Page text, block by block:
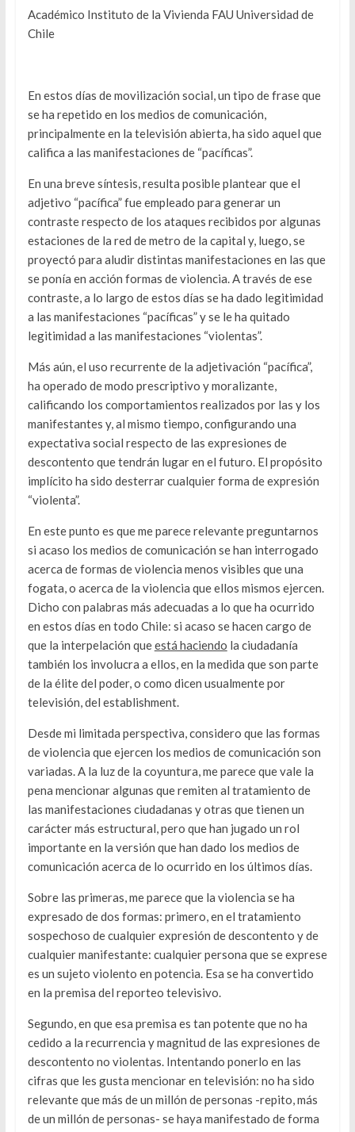
Académico Instituto de la Vivienda FAU Universidad de
Chile
En estos días de movilización social, un tipo de frase que
se ha repetido en los medios de comunicación,
principalmente en la televisión abierta, ha sido aquel que
califica a las manifestaciones de “pacíficas”.
En una breve síntesis, resulta posible plantear que el
adjetivo “pacífica” fue empleado para generar un
contraste respecto de los ataques recibidos por algunas
estaciones de la red de metro de la capital y, luego, se
proyectó para aludir distintas manifestaciones en las que
se ponía en acción formas de violencia. A través de ese
contraste, a lo largo de estos días se ha dado legitimidad
a las manifestaciones “pacíficas” y se le ha quitado
legitimidad a las manifestaciones “violentas”.
Más aún, el uso recurrente de la adjetivación “pacífica”,
ha operado de modo prescriptivo y moralizante,
calificando los comportamientos realizados por las y los
manifestantes y, al mismo tiempo, configurando una
expectativa social respecto de las expresiones de
descontento que tendrán lugar en el futuro. El propósito
implícito ha sido desterrar cualquier forma de expresión
“violenta”.
En este punto es que me parece relevante preguntarnos
si acaso los medios de comunicación se han interrogado
acerca de formas de violencia menos visibles que una
fogata, o acerca de la violencia que ellos mismos ejercen.
Dicho con palabras más adecuadas a lo que ha ocurrido
en estos días en todo Chile: si acaso se hacen cargo de
que la interpelación queestá haciendo la ciudadanía
también los involucra a ellos, en la medida que son parte
de la élite del poder, o como dicen usualmente por
televisión, del establishment.
Desde mi limitada perspectiva, considero que las formas
de violencia que ejercen los medios de comunicación son
variadas. A la luz de la coyuntura, me parece que vale la
pena mencionar algunas que remiten al tratamiento de
las manifestaciones ciudadanas y otras que tienen un
carácter más estructural, pero que han jugado un rol
importante en la versión que han dado los medios de
comunicación acerca de lo ocurrido en los últimos días.
Sobre las primeras, me parece que la violencia se ha
expresado de dos formas: primero, en el tratamiento
sospechoso de cualquier expresión de descontento y de
cualquier manifestante: cualquier persona que se exprese
es un sujeto violento en potencia. Esa se ha convertido
en la premisa del reporteo televisivo.
Segundo, en que esa premisa es tan potente que no ha
cedido a la recurrencia y magnitud de las expresiones de
descontento no violentas. Intentando ponerlo en las
cifras que les gusta mencionar en televisión: no ha sido
relevante que más de un millón de personas -repito, más
de un millón de personas- se haya manifestado de forma